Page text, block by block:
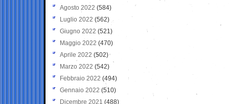
Agosto 2022 (584)
Luglio 2022 (562)
Giugno 2022 (521)
Maggio 2022 (470)
Aprile 2022 (502)
Marzo 2022 (542)
Febbraio 2022 (494)
Gennaio 2022 (510)
Dicembre 2021 (488)